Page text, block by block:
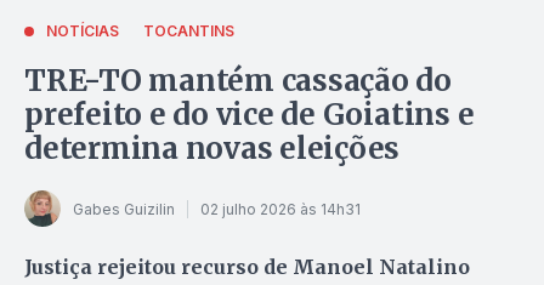
NOTÍCIAS TOCANTINS
TRE-TO mantém cassação do
prefeito e do vice de Goiatins e
determina novas eleições
Gabes Guizilin 02 julho 2026 às 14h31
Justiça rejeitou recurso de Manoel Natalino